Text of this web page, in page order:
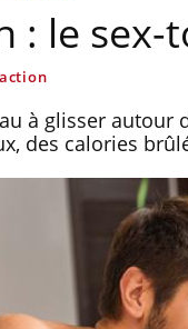
: le
à glisser autour
des calories